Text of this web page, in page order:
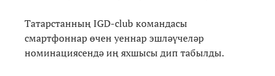
Татарстанның IGD-club командасы
смартфоннар өчен уеннар эшләүчеләр
номинациясендә иң яхшысы дип табылды.